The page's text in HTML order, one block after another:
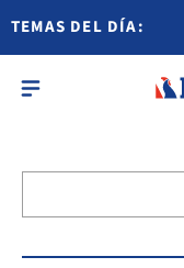
TEMAS DEL DÍA: